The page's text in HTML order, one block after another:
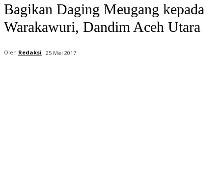
Bagikan Daging Meugang kepada
Warakawuri, Dandim Aceh Utara
Oleh Redaksi 25 Mei 2017